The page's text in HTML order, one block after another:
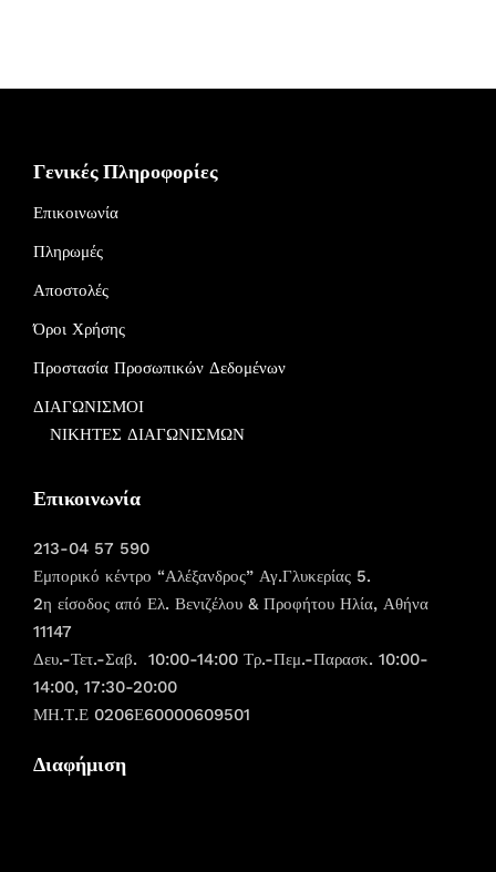
Γενικές Πληροφορίες
Επικοινωνία
Πληρωμές
Αποστολές
Όροι Χρήσης
Προστασία Προσωπικών Δεδομένων
ΔΙΑΓΩΝΙΣΜΟΙ
ΝΙΚΗΤΕΣ ΔΙΑΓΩΝΙΣΜΩΝ
Επικοινωνία
213-04 57 590
Εμπορικό κέντρο “Αλέξανδρος” Αγ.Γλυκερίας 5.
2η είσοδος από Ελ. Βενιζέλου & Προφήτου Ηλία, Αθήνα
11147
Δευ.-Τετ.-Σαβ. 10:00-14:00 Τρ.-Πεμ.-Παρασκ. 10:00-
14:00, 17:30-20:00
ΜΗ.Τ.Ε 0206Ε60000609501
Διαφήμιση